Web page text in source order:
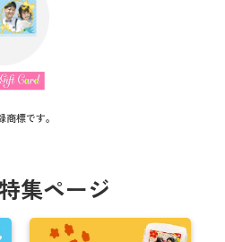
標です。
集ページ